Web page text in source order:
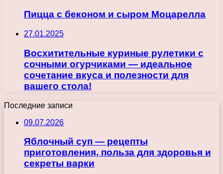
Пицца с беконом и сыром Моцарелла
27.01.2025
Восхитительные куриные рулетики с
сочными огурчиками — идеальное
сочетание вкуса и полезности для
вашего стола!
Последние записи
09.07.2026
Яблочный суп — рецепты
приготовления, польза для здоровья и
секреты варки